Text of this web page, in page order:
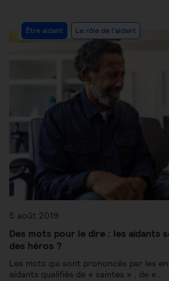
Être aidant Le rôle de l'aidant
5 août 2019
Des mots pour le dire : les aidants
des héros ?
Les mots qui sont prononcés par les
aidants qualifiés de « saintes » , de «…